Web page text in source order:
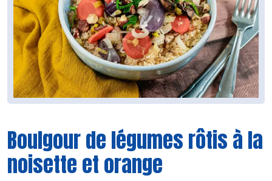
Boulgour de légumes rôtis à la
noisette et orange